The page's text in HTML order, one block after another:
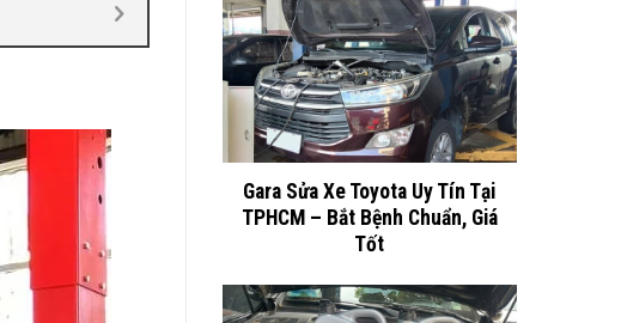
Gara Sửa Xe Toyota Uy Tín Tại
TPHCM – Bắt Bệnh Chuẩn, Giá
Tốt